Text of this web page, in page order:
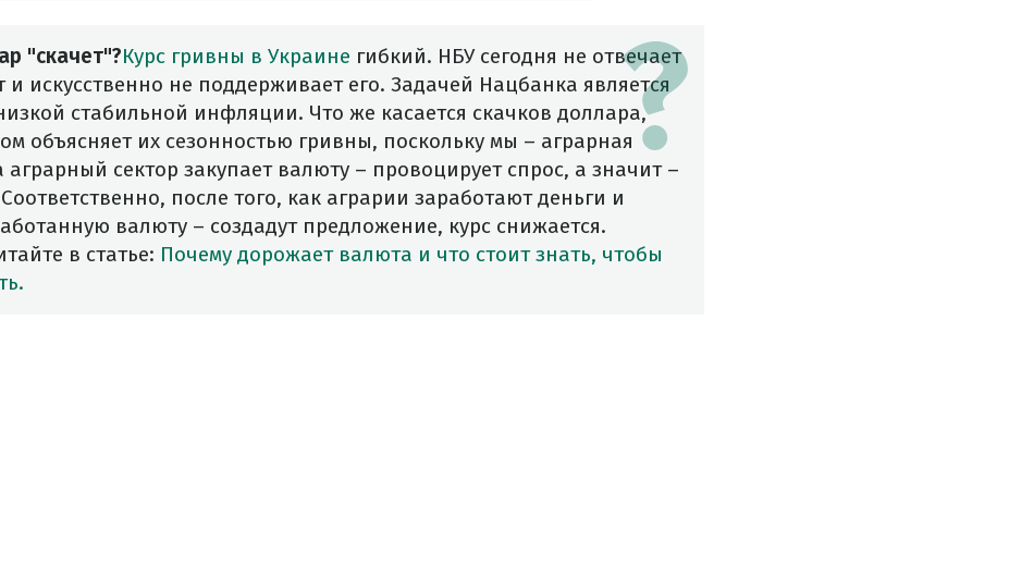
"скачет"?Курс гривны в Украине гибкий. НБУ сегодня не отвечает
и искусственно не поддерживает его. Задачей Нацбанка является
стабильной инфляции. Что же касается скачков доллара,
объясняет их сезонностью гривны, поскольку мы – аграрная
аграрный сектор закупает валюту – провоцирует спрос, а значит –
после того, как аграрии заработают деньги и
валюту – создадут предложение, курс снижается.
в статье: Почему дорожает валюта и что стоит знать, чтобы